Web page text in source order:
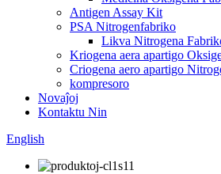
Antigen Assay Kit
PSA Nitrogenfabriko
Likva Nitrogena
Kriogena aera apartigo
Criogena aero apartigo
kompresoro
Novaĵoj
Kontaktu Nin
English